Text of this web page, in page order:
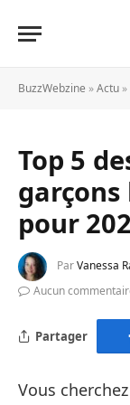
BuzzWebzine »Actu »
Top 5
garçons
pour
ParVanessa
Aucun
Partager
Vous